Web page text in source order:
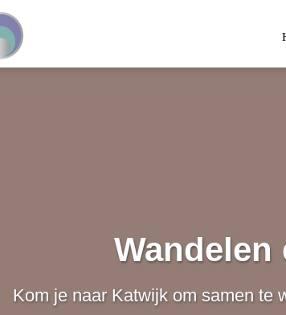
Kom je naar Katwijk om samen te